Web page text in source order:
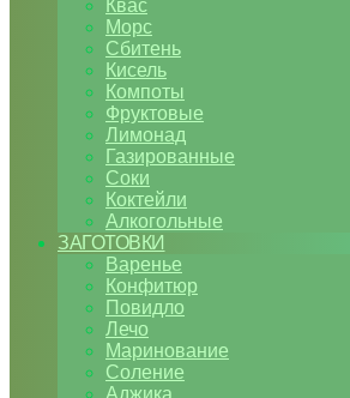
Квас
Морс
Сбитень
Кисель
Компоты
Фруктовые
Лимонад
Газированные
Соки
Коктейли
Алкогольные
ЗАГОТОВКИ
Варенье
Конфитюр
Повидло
Лечо
Маринование
Соление
Аджика